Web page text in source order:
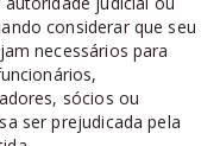
considerar que seu
necessários para
sócios ou
ser prejudicada pela